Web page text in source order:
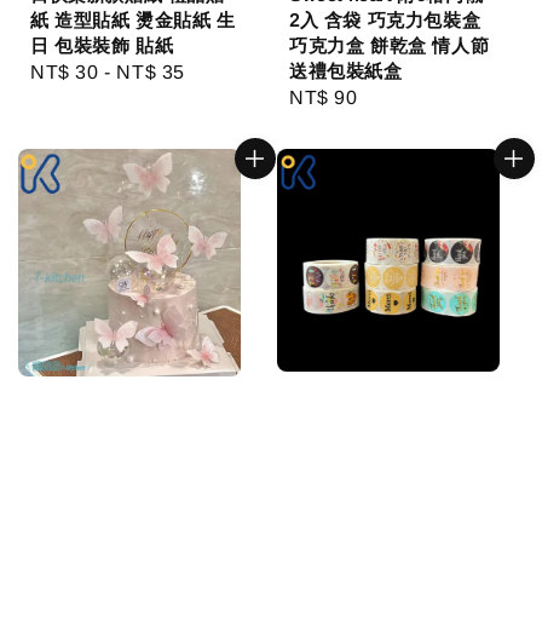
紙 造型貼紙 燙金貼紙 生
日 包裝裝飾 貼紙
Regular
NT$ 30 - NT$ 35
2入 含袋 巧克力包裝盒
巧克力盒 餅乾盒 情人節
送禮包裝紙盒
Regular
NT$ 90